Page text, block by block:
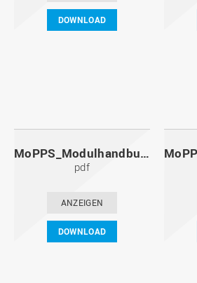
DOWNLOAD
MoPPS_Modulhandbuch_20131201.pdf
pdf
ANZEIGEN
DOWNLOAD